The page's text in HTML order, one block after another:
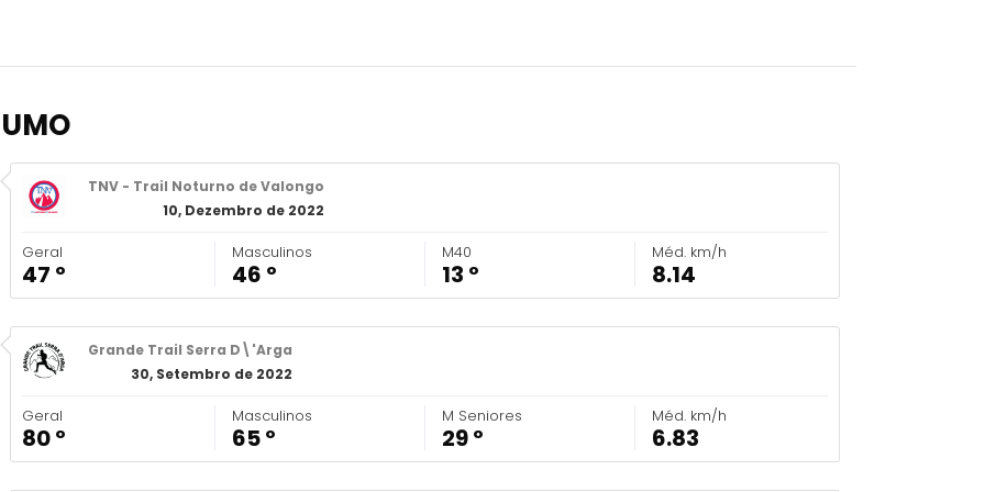
TNV - Trail Noturno de Valongo
10, Dezembro de 2022
Geral
47 º
Masculinos
46 º
M40
13 º
Méd. km/h
8.14
Grande Trail Serra D\'Arga
30, Setembro de 2022
Geral
80 º
Masculinos
65 º
M Seniores
29 º
Méd. km/h
6.83